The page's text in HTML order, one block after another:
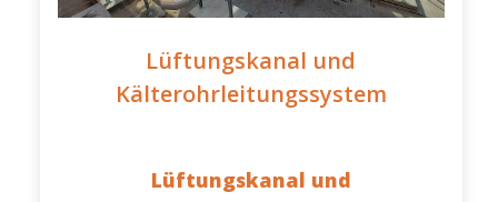
Lüftungskanal und
Kälterohrleitungssystem
Lüftungskanal und